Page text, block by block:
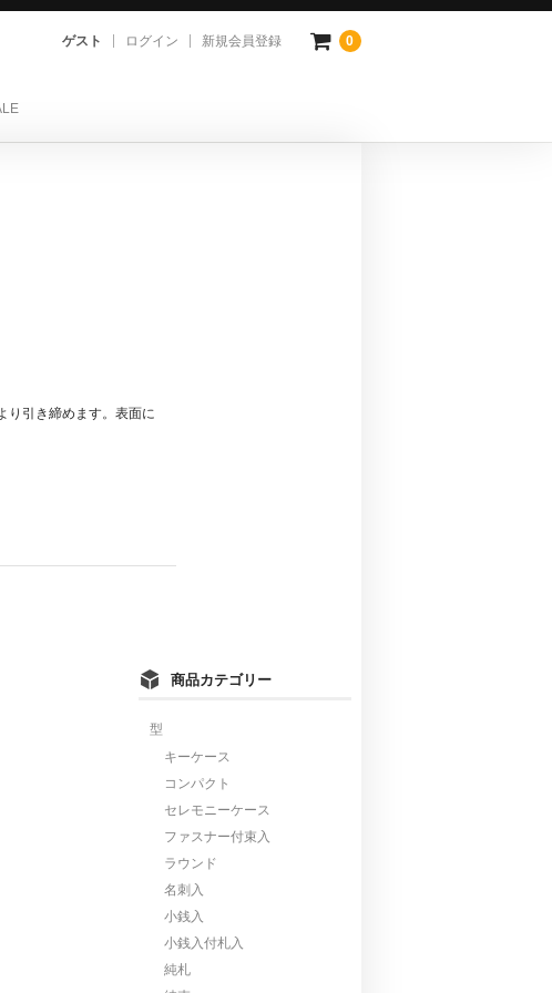
ゲスト ログイン 新規会員登録 0
り引き締めます。表面に
商品カテゴリー
型
キーケース
コンパクト
セレモニーケース
ファスナー付束入
ラウンド
名刺入
小銭入
小銭入付札入
純札